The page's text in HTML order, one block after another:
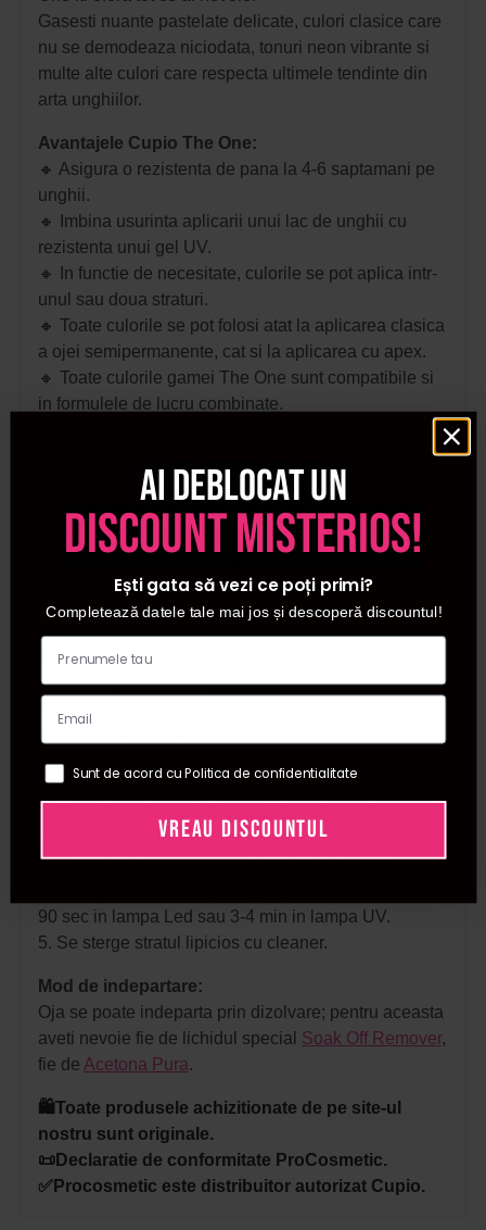
Gasesti nuante pastelate delicate, culori clasice care
nu se demodeaza niciodata, tonuri neon vibrante si
multe alte culori care respecta ultimele tendinte din
arta unghiilor.
Avantajele Cupio The One:
🔸 Asigura o rezistenta de pana la 4-6 saptamani pe
unghii.
🔸 Imbina usurinta aplicarii unui lac de unghii cu
rezistenta unui gel UV.
🔸 In functie de necesitate, culorile se pot aplica intr-
unul sau doua straturi.
🔸 Toate culorile se pot folosi atat la aplicarea clasica
a ojei semipermanente, cat si la aplicarea cu apex.
🔸 Toate culorile gamei The One sunt compatibile si
in formulele de lucru combinate.
cu acryl sau gel, cu conditia ca gelul de finish folosit
sa fie unul flexibil.
🔸 Sunt ideale atat pentru aplicarea profesionala de
salon, cat si pentru femeile ce prefera sa isi faca
Mod de aplicare:
standard: se da forma unghiilor, se imping cuticulele
si se indeparteaza cuforfecuta, se
apoi se polimerizeaza 30 de secunde in lampa led
sau 120 de secunde in lampa UV.
strat se polimerizeaza individual: 60 de secunde
in lampa led sau 120-180 de secunde in lampa UV.
90 sec in lampa Led sau 3-4 min in lampa UV.
5. Se sterge stratul lipicios cu cleaner.
Mod de indepartare:
Oja se poate indeparta prin dizolvare; pentru aceasta
aveti nevoie fie de lichidul special Soak Off Remover,
fie de Acetona Pura.
🛍️Toate produsele achizitionate de pe site-ul
nostru sunt originale.
📜Declaratie de conformitate ProCosmetic.
✅Procosmetic este distribuitor autorizat Cupio.
Ai deblocat un
discount misterios!
Ești gata să vezi ce poți primi?
Completează datele tale mai jos și descoperă discountul!
Sunt de acord cu Politica de confidentialitate
VREAU DISCOUNTUL